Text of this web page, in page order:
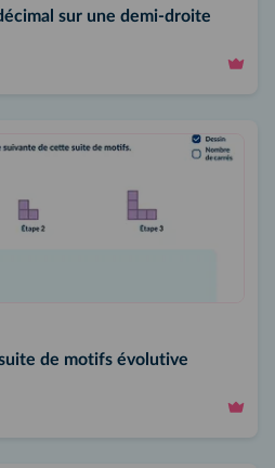
sur une demi-droite
de motifs évolutive